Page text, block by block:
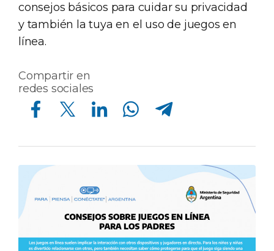
consejos básicos para cuidar su privacidad
y también la tuya en el uso de juegos en
línea.
Compartir en
redes sociales
Compartir en Facebook Compartir en Twitter Compartir en Linkedin Compartir en Whatsapp Compartir en Telegram